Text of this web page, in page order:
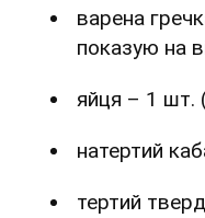
варена
показую на
яйця – 1 шт.
натертий
тертий